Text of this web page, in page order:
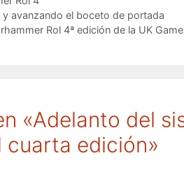
avanzando el boceto de portada
Rol 4ª edición de la UK
«Adelanto del
cuarta edición»